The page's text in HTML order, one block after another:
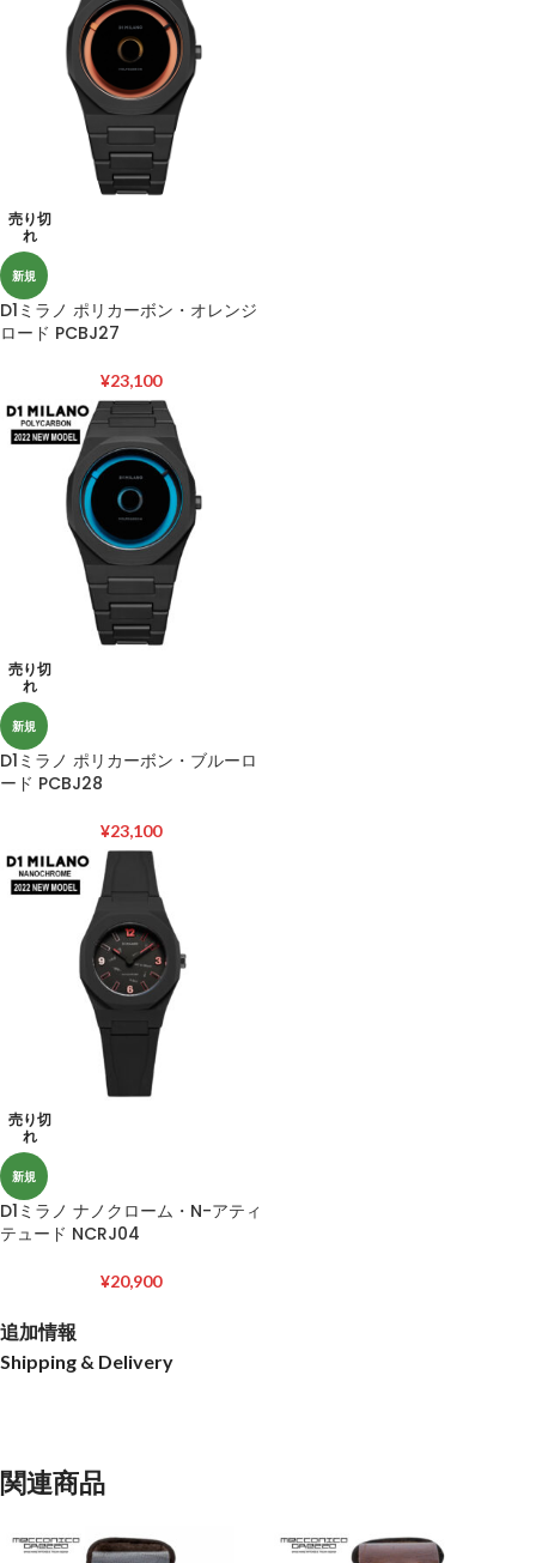
売り切
れ
新規
D1ミラノ ポリカーボン・オレンジ
ロード PCBJ27
¥23,100
売り切
れ
新規
D1ミラノ ポリカーボン・ブルーロ
ード PCBJ28
¥23,100
売り切
れ
新規
D1ミラノ ナノクローム・N-アティ
テュード NCRJ04
¥20,900
追加情報
Shipping & Delivery
関連商品